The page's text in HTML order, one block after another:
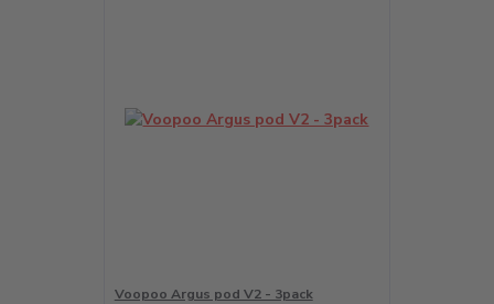
Voopoo Argus pod V2 - 3pack